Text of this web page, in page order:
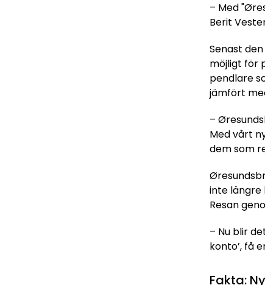
– Med
Berit
Senast
möjligt för
pendlare
jämfört
–
Med vårt
dem som
inte längre
Resan
– Nu blir
konto’, få
Fakta: